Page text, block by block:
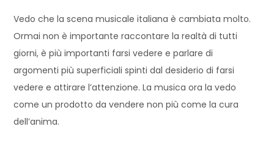
Vedo che la scena musicale italiana è cambiata molto.
Ormai non è importante raccontare la realtà di tutti
giorni, è più importanti farsi vedere e parlare di
argomenti più superficiali spinti dal desiderio di farsi
vedere e attirare l’attenzione. La musica ora la vedo
come un prodotto da vendere non più come la cura
dell’anima.